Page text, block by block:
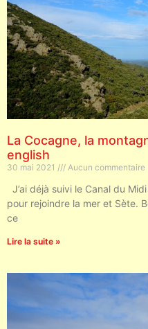
La Cocagne, la
english
30 mai 2021 Aucun commentaire
J’ai déjà suivi le Canal du
pour rejoindre la mer et Sète.
ce
Lire la suite »